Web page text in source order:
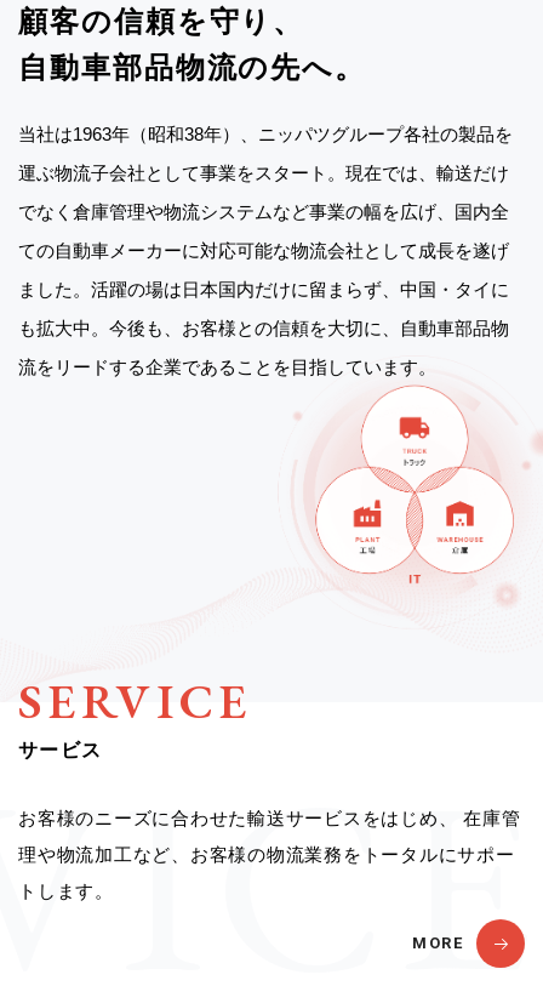
顧客の信頼を守り、
自動車部品物流の先へ。
当社は1963年（昭和38年）、ニッパツグループ各社の製品を
運ぶ物流子会社として事業をスタート。現在では、輸送だけ
でなく倉庫管理や物流システムなど事業の幅を広げ、国内全
ての自動車メーカーに対応可能な物流会社として成長を遂げ
ました。活躍の場は日本国内だけに留まらず、中国・タイに
も拡大中。今後も、お客様との信頼を大切に、自動車部品物
流をリードする企業であることを目指しています。
SERVICE
サービス
お客様のニーズに合わせた輸送サービスをはじめ、
在庫管
理や物流加工など、お客様の物流業務をトータルにサポー
トします。
MORE